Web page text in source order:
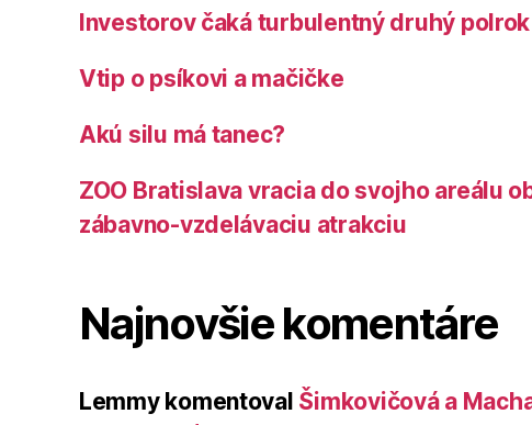
Investorov čaká turbulentný druhý polrok
Vtip o psíkovi a mačičke
Akú silu má tanec?
ZOO Bratislava vracia do svojho areálu
zábavno-vzdelávaciu atrakciu
Najnovšie komentáre
Lemmykomentoval Šimkovičová a